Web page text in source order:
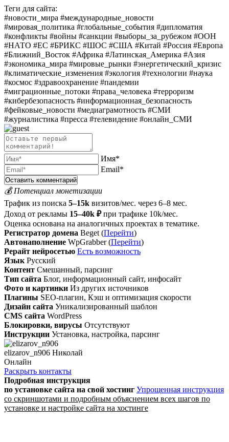
Теги для сайта:
#новости_мира #международные_новости
#мировая_политика #глобальные_события #дипломатия
#конфликты #войны #санкции #выборы_за_рубежом #ООН
#НАТО #ЕС #БРИКС #ШОС #США #Китай #Россия #Европа
#Ближний_Восток #Африка #Латинская_Америка #Азия
#экономика_мира #мировые_рынки #энергетический_кризис
#климатические_изменения #экология #технологии #наука
#космос #здравоохранение #пандемии
#миграционные_потоки #права_человека #терроризм
#кибербезопасность #информационная_безопасность
#фейковые_новости #медиаграмотность #СМИ
#журналистика #пресса #телевидение #онлайн_СМИ
Имя*
Email*
💰 Потенциал монетизации
Трафик из поиска 5–15k визитов/мес. через 6–8 мес.
Доход от рекламы 15–40k ₽ при трафике 10k/мес.
Оценка основана на аналогичных проектах в тематике.
Регистратор домена Beget (Перейти)
Автонаполнение WpGrabber (Перейти)
Рерайт нейросетью Есть возможность
Язык Русский
Контент Смешанный, парсинг
Тип сайта Блог, информационный сайт, инфосайт
Фото и картинки Из других источников
Плагины SEO-плагин, Кэш и оптимизация скорости
Дизайн сайта Уникализированный шаблон
CMS сайта WordPress
Блокировки, вирусы Отсутствуют
Инструкции Установка, настройка, парсинг
elizarov_n906 Николай
Онлайн
Раскрыть контакты
Подробная инструкция
по установке сайта на свой хостинг Упрощенная инструкция
со скриншотами и подробным объяснением всех шагов по
установке и настройке сайта на хостинге